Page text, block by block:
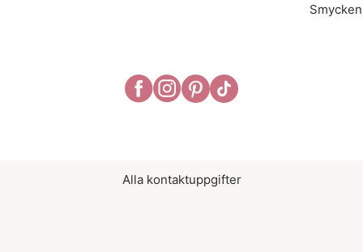
Smycken
Alla kontaktuppgifter